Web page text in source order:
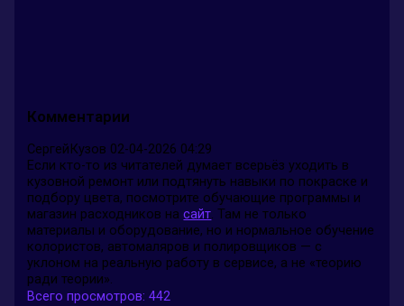
Комментарии
СергейКузов 02-04-2026 04:29
Если кто-то из читателей думает всерьёз уходить в
кузовной ремонт или подтянуть навыки по покраске и
подбору цвета, посмотрите обучающие программы и
магазин расходников насайт. Там не только
материалы и оборудование, но и нормальное обучение
колористов, автомаляров и полировщиков — с
уклоном на реальную работу в сервисе, а не «теорию
ради теории».
Всего просмотров: 442